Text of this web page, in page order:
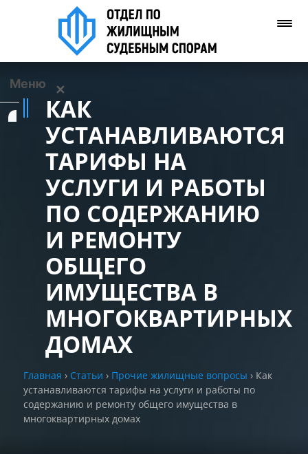
Меню ✕
Задать вопрос
Позвонить нам
РАЗДЕЛЫ
САЙТА
КАК
УСТАНАВЛИВАЮТСЯ
ТАРИФЫ НА
УСЛУГИ И РАБОТЫ
ПО СОДЕРЖАНИЮ
И РЕМОНТУ
ОБЩЕГО
ИМУЩЕСТВА В
МНОГОКВАРТИРНЫХ
ДОМАХ
Главная › Статьи › Прочие жилищные вопросы › Как
устанавливаются тарифы на услуги и работы по
содержанию и ремонту общего имущества в
многоквартирных домах